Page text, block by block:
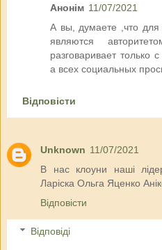
Анонім 11/07/2021
А вы, думаете ,что
являются
разговаривает
а всех социальных
Відповісти
Unknown 11/07/2021
В нас клоуни наші
Ларіска Ольга Яценко
Відповісти
Відповіді